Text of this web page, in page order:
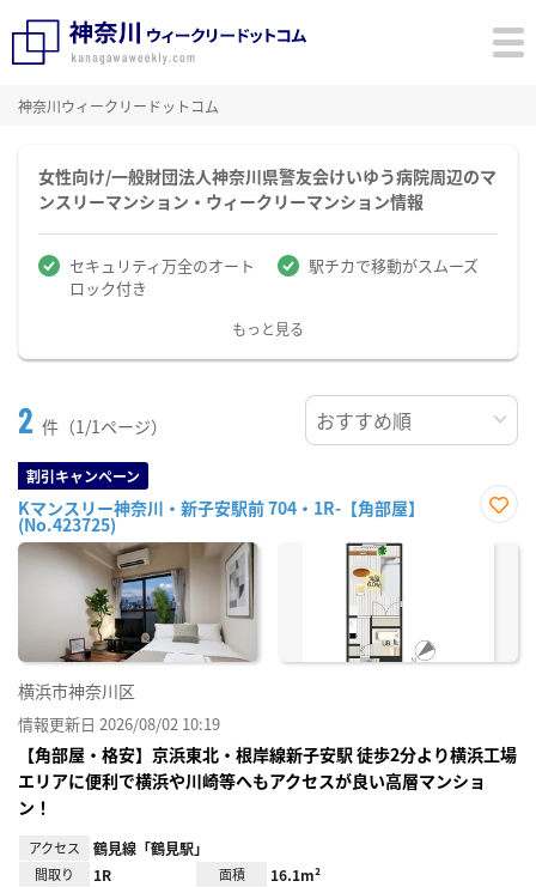
神奈川ウィークリードットコム
女性向け/一般財団法人神奈川県警友会けいゆう病院周辺のマ
ンスリーマンション・ウィークリーマンション情報
セキュリティ万全のオート
ロック付き
駅チカで移動がスムーズ
もっと見る
2 件（1/1ページ）
割引キャンペーン
Kマンスリー神奈川・新子安駅前 704・1R-【角部屋】
(No.423725)
に入
横浜市神奈川区
情報更新日 2026/08/02 10:19
【角部屋・格安】京浜東北・根岸線新子安駅 徒歩2分より横浜工場
エリアに便利で横浜や川崎等へもアクセスが良い高層マンショ
ン！
アクセス 鶴見線「鶴見駅」
間取り 1R 面積 16.1m²